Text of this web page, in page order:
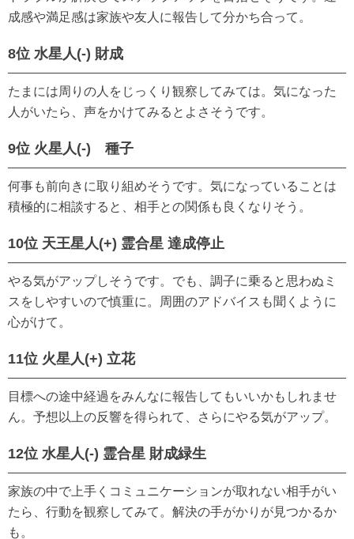
成感や満足感は家族や友人に報告して分かち合って。
8位 水星人(-) 財成
たまには周りの人をじっくり観察してみては。気になった
人がいたら、声をかけてみるとよさそうです。
9位 火星人(-) 種子
何事も前向きに取り組めそうです。気になっていることは
積極的に相談すると、相手との関係も良くなりそう。
10位 天王星人(+) 霊合星 達成停止
やる気がアップしそうです。でも、調子に乗ると思わぬミ
スをしやすいので慎重に。周囲のアドバイスも聞くように
心がけて。
11位 火星人(+) 立花
目標への途中経過をみんなに報告してもいいかもしれませ
ん。予想以上の反響を得られて、さらにやる気がアップ。
12位 水星人(-) 霊合星 財成緑生
家族の中で上手くコミュニケーションが取れない相手がい
たら、行動を観察してみて。解決の手がかりが見つかるか
も。